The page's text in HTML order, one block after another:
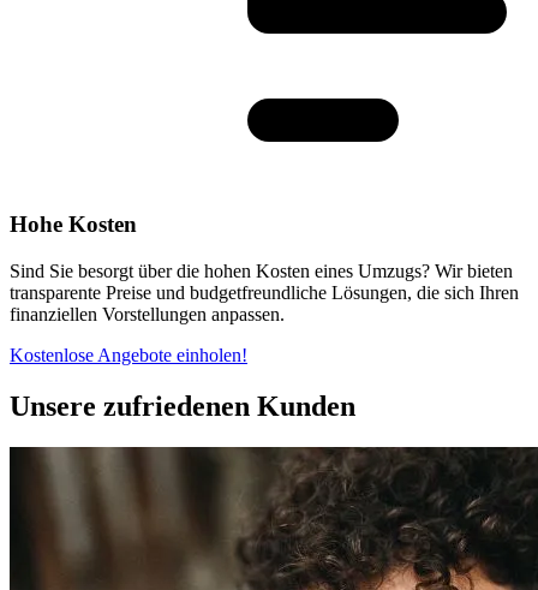
Hohe Kosten
Sind Sie besorgt über die hohen Kosten eines Umzugs? Wir bieten
transparente Preise und budgetfreundliche Lösungen, die sich Ihren
finanziellen Vorstellungen anpassen.
Kostenlose Angebote einholen!
Unsere zufriedenen Kunden